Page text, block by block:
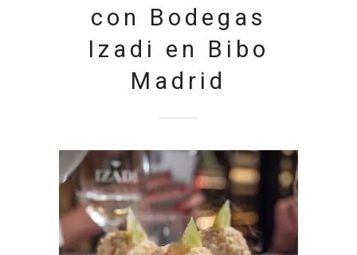
con Bodegas
Izadi en Bibo
Madrid